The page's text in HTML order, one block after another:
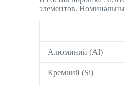
элементов.
Алюминий (Al)
Кремний (Si)